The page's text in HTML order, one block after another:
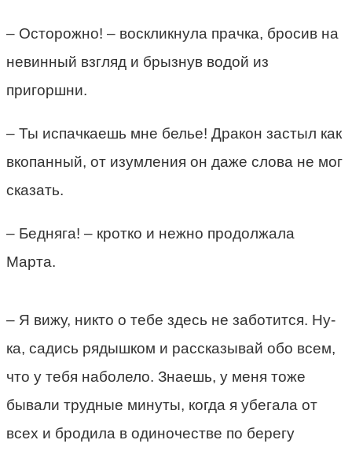
– Осторожно! – воскликнула прачка, бросив на
невинный взгляд и брызнув водой из
пригоршни.
– Ты испачкаешь мне белье! Дракон застыл как
вкопанный, от изумления он даже слова не мог
сказать.
– Бедняга! – кротко и нежно продолжала
Марта.
– Я вижу, никто о тебе здесь не заботится. Ну-
ка, садись рядышком и рассказывай обо всем,
что у тебя наболело. Знаешь, у меня тоже
бывали трудные минуты, когда я убегала от
всех и бродила в одиночестве по берегу